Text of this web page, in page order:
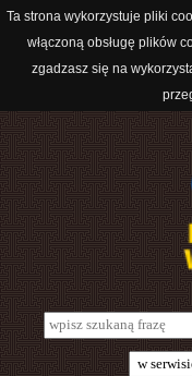
Ta strona wykorzystuje pliki
włączoną obsługę plików
zgadzasz się na